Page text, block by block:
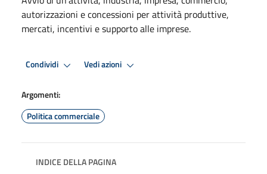
autorizzazioni e concessioni per attività produttive,
mercati, incentivi e supporto alle imprese.
Condividi Vedi azioni
Argomenti:
Politica commerciale
INDICE DELLA PAGINA